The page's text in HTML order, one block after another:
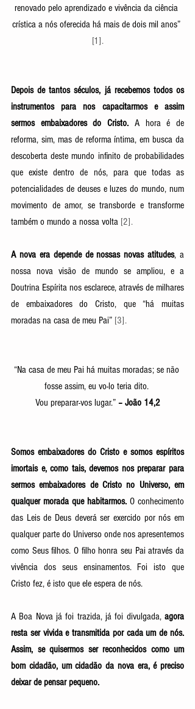
renovado pelo aprendizado e vivência da ciência
crística a nós oferecida há mais de dois mil anos”
[1].
Depois de tantos séculos, já recebemos todos os
instrumentos para nos capacitarmos e assim
sermos embaixadores do Cristo. A hora é de
reforma, sim, mas de reforma íntima, em busca da
descoberta deste mundo infinito de probabilidades
que existe dentro de nós, para que todas as
potencialidades de deuses e luzes do mundo, num
movimento de amor, se transborde e transforme
também o mundo a nossa volta [2].
A nova era depende de nossas novas atitudes, a
nossa nova visão de mundo se ampliou, e a
Doutrina Espírita nos esclarece, através de milhares
de embaixadores do Cristo, que “há muitas
moradas na casa de meu Pai” [3].
“Na casa de meu Pai há muitas moradas; se não
fosse assim, eu vo-lo teria dito.
Vou preparar-vos lugar.” – João 14,2
Somos embaixadores do Cristo e somos espíritos
imortais e, como tais, devemos nos preparar para
sermos embaixadores de Cristo no Universo, em
qualquer morada que habitarmos. O conhecimento
das Leis de Deus deverá ser exercido por nós em
qualquer parte do Universo onde nos apresentemos
como Seus filhos. O filho honra seu Pai através da
vivência dos seus ensinamentos. Foi isto que
Cristo fez, é isto que ele espera de nós.
A Boa Nova já foi trazida, já foi divulgada, agora
resta ser vivida e transmitida por cada um de nós.
Assim, se quisermos ser reconhecidos como um
bom cidadão, um cidadão da nova era, é preciso
deixar de pensar pequeno.